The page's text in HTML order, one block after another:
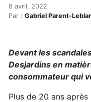
Accueil
Articles
Nos forêts
Nos forêts
8 avril, 2022
Par : Gabriel Parent-
Devant les
Desjardins en
consommateur qui
Plus de 20 ans